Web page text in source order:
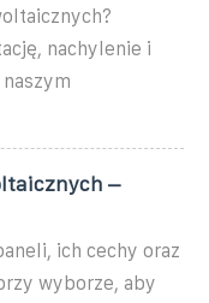
nachylenie i
–
ich cechy oraz
wyborze, aby